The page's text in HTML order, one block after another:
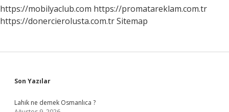
https://mobilyaclub.com https://promatareklam.com.tr
https://donercierolusta.com.trSitemap
Sidebar
Son Yazılar
Lahik ne demek Osmanlıca ?